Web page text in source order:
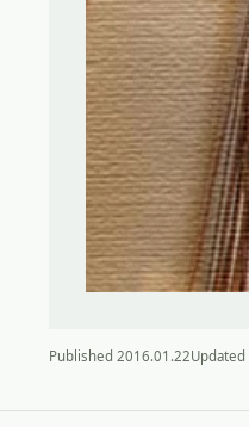
Published 2016.01.22Updated